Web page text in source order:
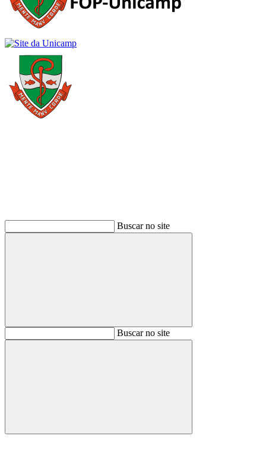
Buscar no site
BuscarBuscar no site
Buscar